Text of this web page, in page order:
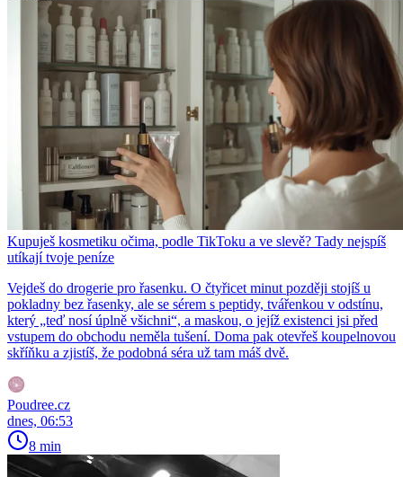
Kupuješ kosmetiku očima, podle TikToku a ve slevě? Tady nejspíš
utíkají tvoje peníze
Vejdeš do drogerie pro řasenku. O čtyřicet minut později stojíš u
pokladny bez řasenky, ale se sérem s peptidy, tvářenkou v odstínu,
který „teď nosí úplně všichni“, a maskou, o jejíž existenci jsi před
vstupem do obchodu neměla tušení. Doma pak otevřeš koupelnovou
skříňku a zjistíš, že podobná séra už tam máš dvě.
Poudree.cz
dnes, 06:53
8 min